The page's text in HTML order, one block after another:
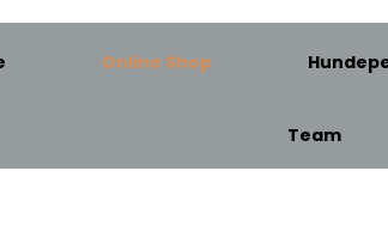
Online Shop
Team